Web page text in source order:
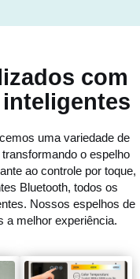
com
uma variedade de
o espelho
ao controle por toque,
Bluetooth, todos os
Nossos espelhos de
a melhor experiência.